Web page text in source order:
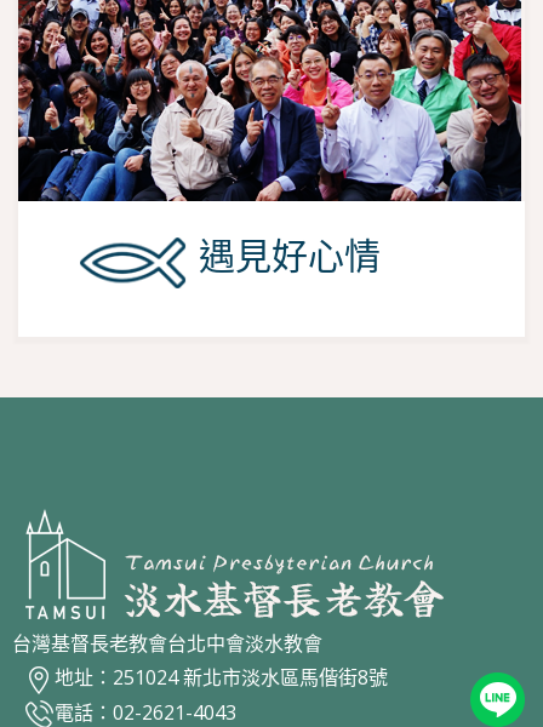
遇見好心情
台灣基督長老教會台北中會淡水教會
地址：251024 新北市淡水區馬偕街8號
電話：02-2621-4043